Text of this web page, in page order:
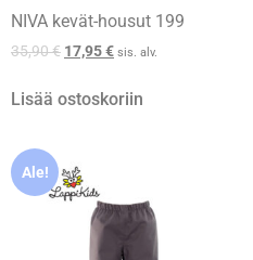
NIVA kevät-housut 199
35,90€ 17,95€ sis. alv.
Lisää ostoskoriin
Ale!